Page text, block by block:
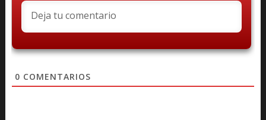
0 COMENTARIOS